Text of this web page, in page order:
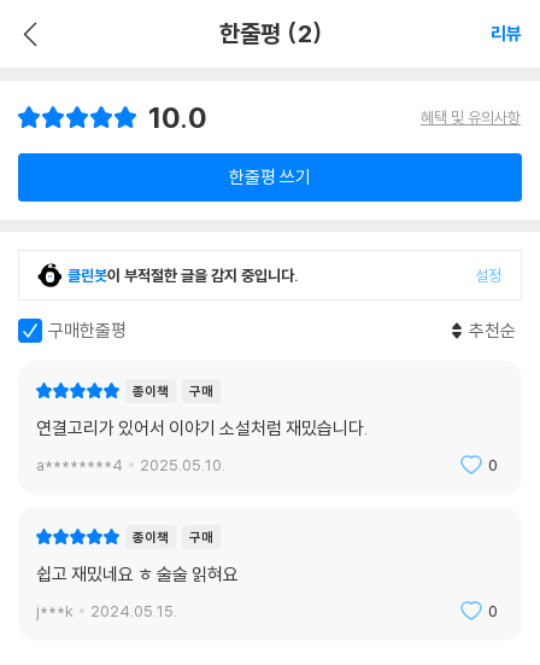
한줄평 (2) 리뷰
10.0 혜택 및 유의사항
한줄평 쓰기
클린봇이 부적절한 글을 감지 중입니다. 설정
구매한줄평 추천순
종이책 구매
연결고리가 있어서 이야기 소설처럼 재밌습니다.
a********4 2025.05.10. 0
종이책 구매
쉽고 재밌네요 ㅎ 술술 읽혀요
j***k 2024.05.15. 0